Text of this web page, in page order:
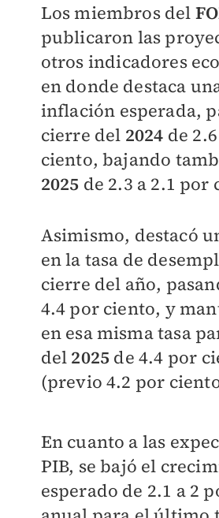
Los miembros del
publicaron las
otros indicadores
en donde destaca
inflación esperada,
cierre del 2024 de
ciento, bajando
2025 de 2.3 a 2.1 por
Asimismo, destacó
en la tasa de
cierre del año,
4.4 por ciento, y
en esa misma tasa
del 2025 de 4.4 por
(previo 4.2 por
En cuanto a las
PIB, se bajó el
esperado de 2.1 a 2